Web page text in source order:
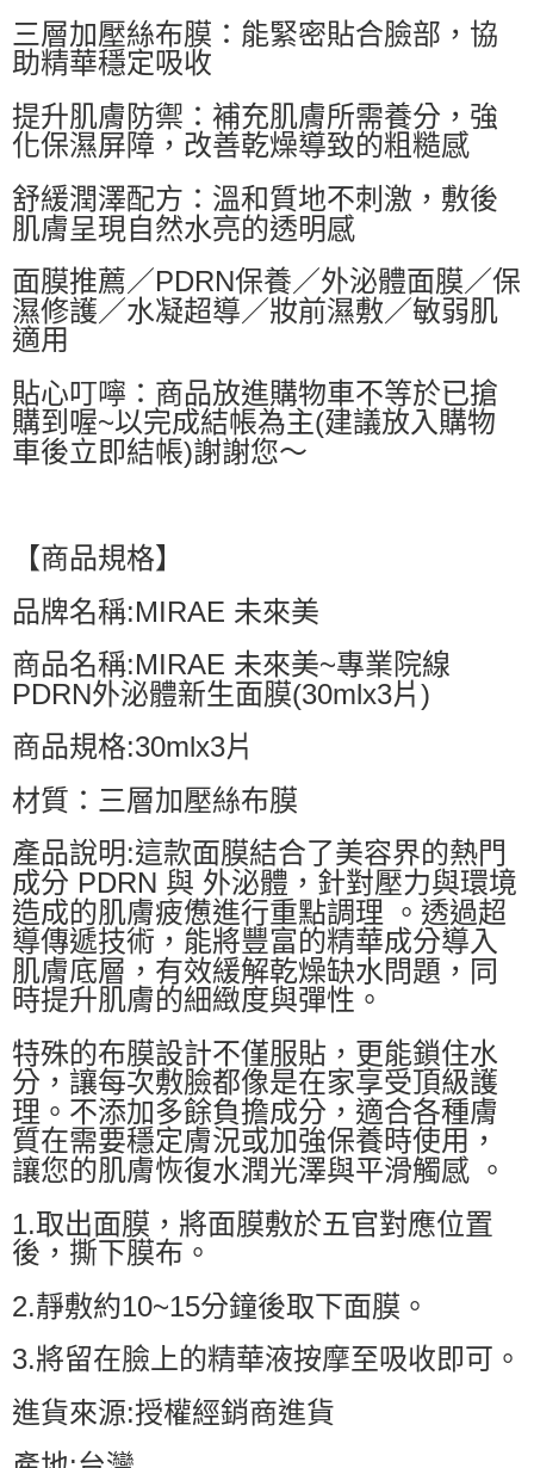
每筆NT$60，滿NT$599(含以上)免運費
7-11付款取貨
每筆NT$60，滿NT$599(含以上)免運費
付款後7-11取貨
宅配
國家/地區配送0330 查看運費
三層加壓絲布膜：能緊密貼合臉部，協
助精華穩定吸收
提升肌膚防禦：補充肌膚所需養分，強
化保濕屏障，改善乾燥導致的粗糙感
舒緩潤澤配方：溫和質地不刺激，敷後
肌膚呈現自然水亮的透明感
面膜推薦／PDRN保養／外泌體面膜／保
濕修護／水凝超導／妝前濕敷／敏弱肌
適用
貼心叮嚀：商品放進購物車不等於已搶
購到喔~以完成結帳為主(建議放入購物
車後立即結帳)謝謝您～
【商品規格】
品牌名稱:MIRAE 未來美
商品名稱:MIRAE 未來美~專業院線
PDRN外泌體新生面膜(30mlx3片)
商品規格:30mlx3片
材質：三層加壓絲布膜
產品說明:這款面膜結合了美容界的熱門
成分 PDRN 與 外泌體，針對壓力與環境
造成的肌膚疲憊進行重點調理 。透過超
導傳遞技術，能將豐富的精華成分導入
肌膚底層，有效緩解乾燥缺水問題，同
時提升肌膚的細緻度與彈性。
特殊的布膜設計不僅服貼，更能鎖住水
分，讓每次敷臉都像是在家享受頂級護
理。不添加多餘負擔成分，適合各種膚
質在需要穩定膚況或加強保養時使用，
讓您的肌膚恢復水潤光澤與平滑觸感 。
1.取出面膜，將面膜敷於五官對應位置
後，撕下膜布。
2.靜敷約10~15分鐘後取下面膜。
3.將留在臉上的精華液按摩至吸收即可。
進貨來源:授權經銷商進貨